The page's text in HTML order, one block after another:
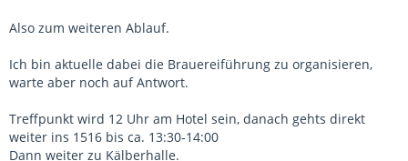
Also zum weiteren Ablauf.
Ich bin aktuelle dabei die Brauereiführung zu organisieren,
warte aber noch auf Antwort.
Treffpunkt wird 12 Uhr am Hotel sein, danach gehts direkt
weiter ins 1516 bis ca. 13:30-14:00
Dann weiter zu Kälberhalle.